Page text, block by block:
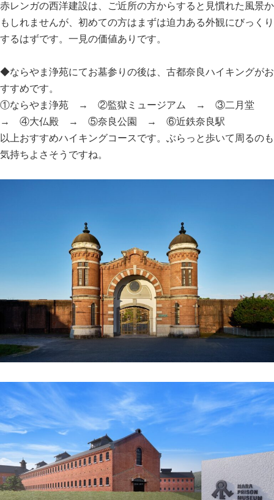
赤レンガの西洋建設は、ご近所の方からすると見慣れた風景か
もしれませんが、初めての方はまずは迫力ある外観にびっくり
するはずです。一見の価値ありです。
◆ならやま浄苑にてお墓参りの後は、古都奈良ハイキングがお
すすめです。
①ならやま浄苑 → ②監獄ミュージアム → ③二月堂
→ ④大仏殿 → ⑤奈良公園 → ⑥近鉄奈良駅
以上おすすめハイキングコースです。ぶらっと歩いて周るのも
気持ちよさそうですね。